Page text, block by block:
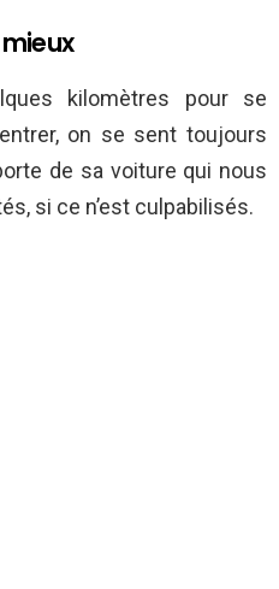
kilomètres pour se
on se sent toujours
de sa voiture qui nous
si ce n’est culpabilisés.